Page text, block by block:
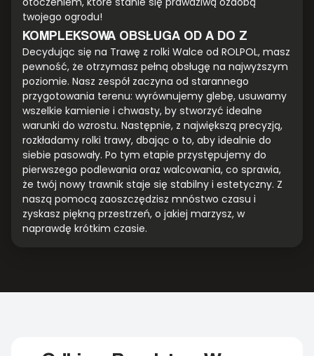
twojego ogrodu!
KOMPLEKSOWA OBSŁUGA OD A DO Z
Decydując się na Trawę z rolki Walce od ROLPOL, masz
pewność, że otrzymasz pełną obsługę na najwyższym
poziomie. Nasz zespół zaczyna od starannego
przygotowania terenu: wyrównujemy glebę, usuwamy
wszelkie kamienie i chwasty, by stworzyć idealne
warunki do wzrostu. Następnie, z największą precyzją,
rozkładamy rolki trawy, dbając o to, aby idealnie do
siebie pasowały. Po tym etapie przystępujemy do
pierwszego podlewania oraz walcowania, co sprawia,
że twój nowy trawnik staje się stabilny i estetyczny. Z
naszą pomocą zaoszczędzisz mnóstwo czasu i
zyskasz piękną przestrzeń, o jakiej marzysz, w
naprawdę krótkim czasie.